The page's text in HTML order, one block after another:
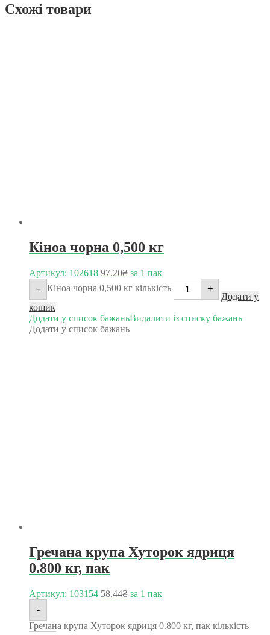
Схожі товари
Кіноа чорна 0,500 кг
Артикул: 102618 97.20₴ за 1 пак
-
Кіноа чорна 0,500 кг кількість +
Додати у
кошик
Додати у список бажаньВидалити із списку бажань
Додати у список бажань
Гречана крупа Хуторок ядриця
0.800 кг, пак
Артикул: 103154 58.44₴ за 1 пак
-
Гречана крупа Хуторок ядриця 0.800 кг, пак кількість